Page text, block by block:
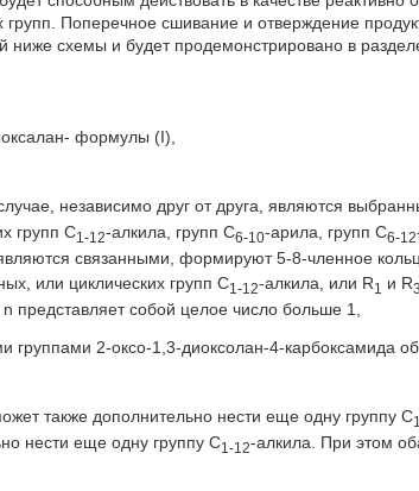
Поперечное сшивание и отверждение
ниже схемы и будет продемонстрировано в
формулы (I),
независимо друг от друга, являются
групп С1-12-алкила, групп С6-10-арила, групп С6-12
связанными, формируют 5-8-членное
или циклических групп C1-12-алкила, или R1 и R3
представляет собой целое число больше 1,
группами 2-оксо-1,3-диоксолан-4-карбоксамида
также дополнительно нести еще одну группу С
нести еще одну группу С1-12-алкила. При этом